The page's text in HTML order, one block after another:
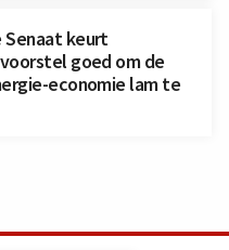
Senaat keurt
goed om de
economie lam te